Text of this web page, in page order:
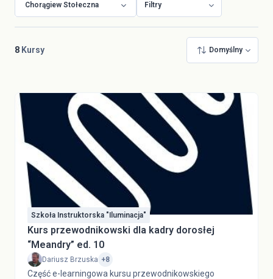
Chorągiew Stołeczna Filtry
8 Kursy Domyślny
Szkoła Instruktorska "Iluminacja"
Kurs przewodnikowski dla kadry dorosłej
“Meandry” ed. 10
Dariusz Brzuska +8
Część e-learningowa kursu przewodnikowskiego